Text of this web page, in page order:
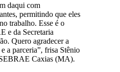
daqui com
permitindo que eles
trabalho. Esse é o
e da Secretaria
Quero agradecer a
a parceria”, frisa Stênio
Caxias (MA).